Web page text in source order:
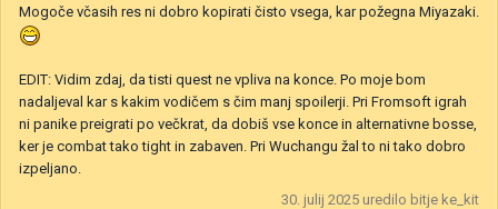
Mogoče včasih res ni dobro kopirati čisto vsega, kar požegna Miyazaki.
EDIT: Vidim zdaj, da tisti quest ne vpliva na konce. Po moje bom
nadaljeval kar s kakim vodičem s čim manj spoilerji. Pri Fromsoft igrah
ni panike preigrati po večkrat, da dobiš vse konce in alternativne bosse,
ker je combat tako tight in zabaven. Pri Wuchangu žal to ni tako dobro
izpeljano.
30. julij 2025 uredilo bitje ke_kit